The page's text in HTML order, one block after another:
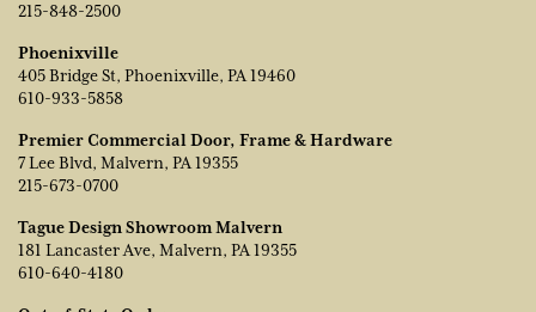
215-848-2500
Phoenixville
405 Bridge St, Phoenixville, PA 19460
610-933-5858
Premier Commercial Door, Frame & Hardware
7 Lee Blvd, Malvern, PA 19355
215-673-0700
Tague Design Showroom Malvern
181 Lancaster Ave, Malvern, PA 19355
610-640-4180